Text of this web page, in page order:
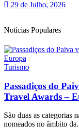
29 de Julho, 2026
Notícias Populares
Turismo
Passadiços do
Travel Awards –
São duas as categorias
nomeados no âmbito